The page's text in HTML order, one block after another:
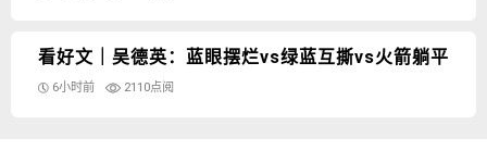
看好文｜吴德英：蓝眼摆烂vs绿蓝互撕vs火箭躺平
6小时前 2110点阅